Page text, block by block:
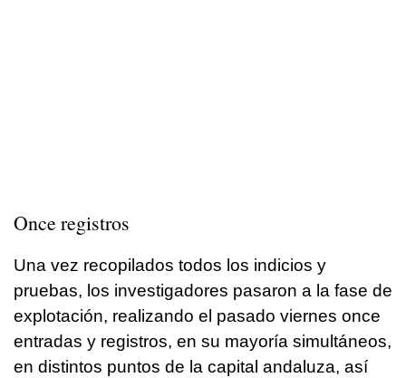
Once registros
Una vez recopilados todos los indicios y
pruebas, los investigadores pasaron a la fase de
explotación, realizando el pasado viernes once
entradas y registros, en su mayoría simultáneos,
en distintos puntos de la capital andaluza, así